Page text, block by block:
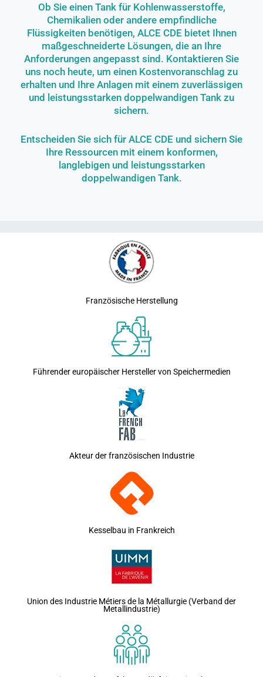
Ob Sie einen Tank für Kohlenwasserstoffe,
Chemikalien oder andere empfindliche
Flüssigkeiten benötigen, ALCE CDE bietet Ihnen
maßgeschneiderte Lösungen, die an Ihre
Anforderungen angepasst sind. Kontaktieren Sie
uns noch heute, um einen Kostenvoranschlag zu
erhalten und Ihre Anlagen mit einem zuverlässigen
und leistungsstarken doppelwandigen Tank zu
sichern.
Entscheiden Sie sich für ALCE CDE und sichern Sie
Ihre Ressourcen mit einem konformen,
langlebigen und leistungsstarken
doppelwandigen Tank.
Französische Herstellung
Führender europäischer Hersteller von Speichermedien
Akteur der französischen Industrie
Kesselbau in Frankreich
Union des Industrie Métiers de la Métallurgie (Verband der
Metallindustrie)